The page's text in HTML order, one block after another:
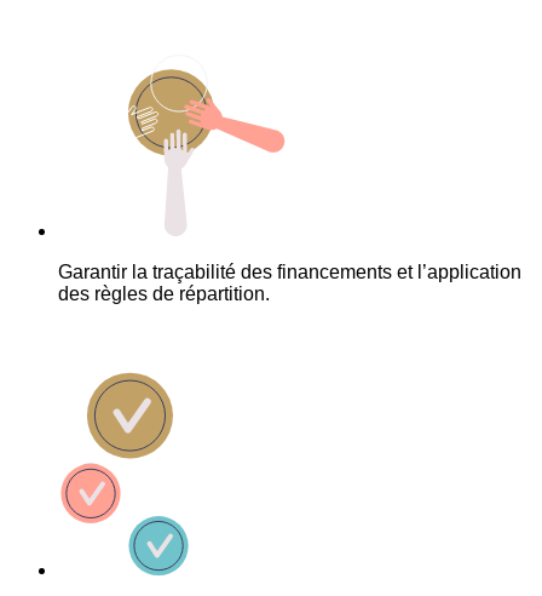
Garantir la traçabilité des financements et l’application
des règles de répartition.